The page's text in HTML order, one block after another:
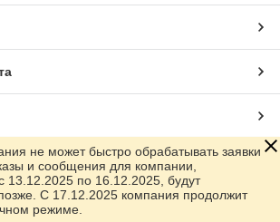
не может быстро обрабатывать заявки
и сообщения для компании,
13.12.2025 по 16.12.2025, будут
С 17.12.2025 компания продолжит
режиме.